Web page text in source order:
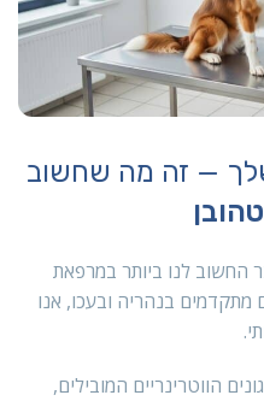
— זה מה שחשוב
החשוב לנו ביותר במרפאת
מתקדמים בנהריה ובעכו, אנו
הווטרינריים המובילים,